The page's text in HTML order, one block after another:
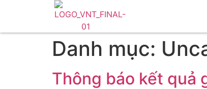
Danh mục:
Thông báo kết quả